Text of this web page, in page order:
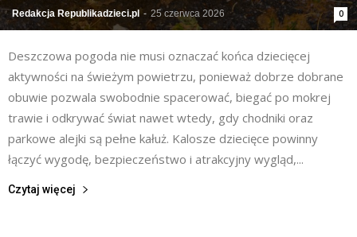
Redakcja Republikadzieci.pl - 25 czerwca 2026 0
Deszczowa pogoda nie musi oznaczać końca dziecięcej
aktywności na świeżym powietrzu, ponieważ dobrze dobrane
obuwie pozwala swobodnie spacerować, biegać po mokrej
trawie i odkrywać świat nawet wtedy, gdy chodniki oraz
parkowe alejki są pełne kałuż. Kalosze dziecięce powinny
łączyć wygodę, bezpieczeństwo i atrakcyjny wygląd,...
Czytaj więcej